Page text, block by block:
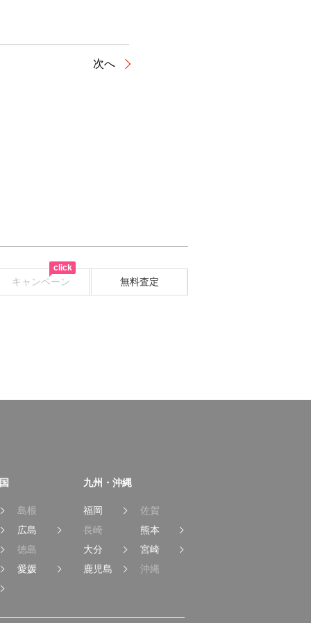
次へ
キャンペーン 無料査定
click
島根
広島
徳島
愛媛
九州・沖縄
福岡
佐賀
長崎
熊本
大分
宮崎
鹿児島
沖縄